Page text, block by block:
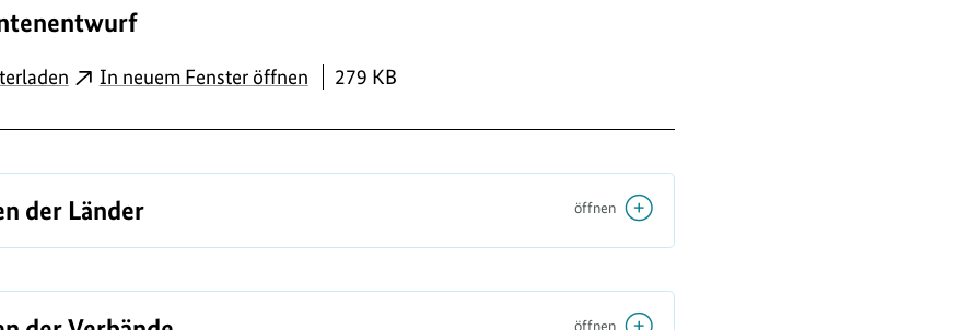
PDFIn neuem Fenster öffnen 279 KB
der Länder öffnen
öffnen